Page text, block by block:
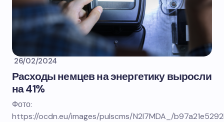
26/02/2024
Расходы немцев на энергетику выросли
на 41%
Фото:
https://ocdn.eu/images/pulscms/N2I7MDA_/